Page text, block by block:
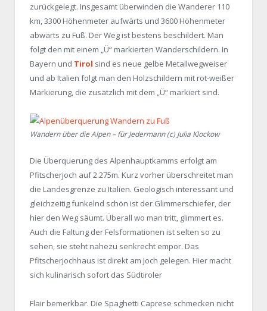
zurückgelegt. Insgesamt überwinden die Wanderer 110
km, 3300 Höhenmeter aufwärts und 3600 Höhenmeter
abwärts zu Fuß. Der Weg ist bestens beschildert. Man
folgt den mit einem „Ü“ markierten Wanderschildern. In
Bayern und Tirol sind es neue gelbe Metallwegweiser
und ab Italien folgt man den Holzschildern mit rot-weißer
Markierung, die zusätzlich mit dem „Ü“ markiert sind.
Wandern über die Alpen – für Jedermann (c) Julia Klockow
Die Überquerung des Alpenhauptkamms erfolgt am
Pfitscherjoch auf 2.275m. Kurz vorher überschreitet man
die Landesgrenze zu Italien. Geologisch interessant und
gleichzeitig funkelnd schön ist der Glimmerschiefer, der
hier den Weg säumt. Überall wo man tritt, glimmert es.
Auch die Faltung der Felsformationen ist selten so zu
sehen, sie steht nahezu senkrecht empor. Das
Pfitscherjochhaus ist direkt am Joch gelegen. Hier macht
sich kulinarisch sofort das Südtiroler
Flair bemerkbar. Die Spaghetti Caprese schmecken nicht